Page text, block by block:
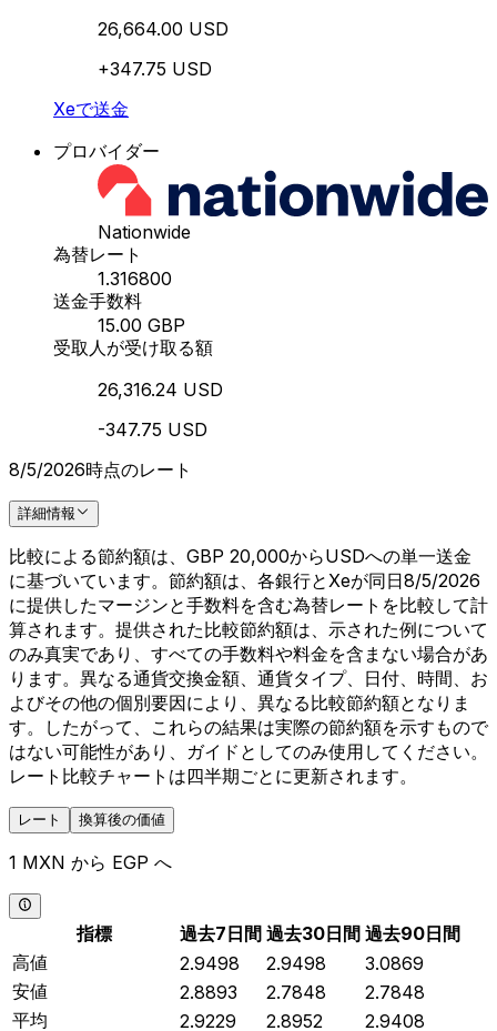
26,664.00 USD
+347.75 USD
Xeで送金
プロバイダー
Nationwide
為替レート
1.316800
送金手数料
15.00 GBP
受取人が受け取る額
26,316.24 USD
-347.75 USD
8/5/2026時点のレート
詳細情報
比較による節約額は、GBP 20,000からUSDへの単一送金
に基づいています。節約額は、各銀行とXeが同日8/5/2026
に提供したマージンと手数料を含む為替レートを比較して計
算されます。提供された比較節約額は、示された例について
のみ真実であり、すべての手数料や料金を含まない場合があ
ります。異なる通貨交換金額、通貨タイプ、日付、時間、お
よびその他の個別要因により、異なる比較節約額となりま
す。したがって、これらの結果は実際の節約額を示すもので
はない可能性があり、ガイドとしてのみ使用してください。
レート比較チャートは四半期ごとに更新されます。
レート 換算後の価値
1 MXN から EGP へ
指標 過去7日間 過去30日間 過去90日間
高値
2.9498 2.9498
3.0869
安値
2.8893 2.7848
2.7848
平均
2.9229 2.8952
2.9408